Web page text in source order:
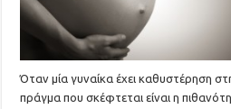
Όταν μία γυναίκα έχει καθυστέρηση
πράγμα που σκέφτεται είναι η